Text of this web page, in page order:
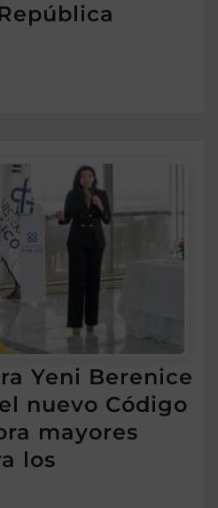
Yeni Berenice
nuevo Código
mayores
los